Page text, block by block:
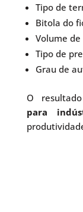
Tipo de
Bitola do
Volume
Tipo de
Grau de
O
para